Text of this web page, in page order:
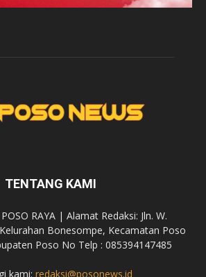
TENTANG KAMI
RAYA | Alamat Redaksi: Jln. W.
Bonesompe, Kecamatan Poso
Poso No Telp : 085394147485
kami: redaksi@posonews.id